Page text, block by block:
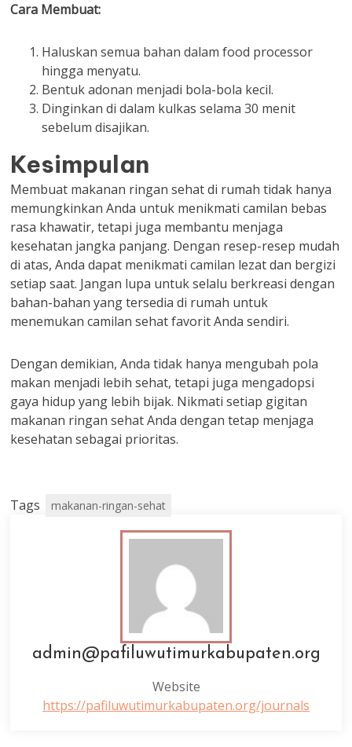
Cara Membuat:
Haluskan semua bahan dalam food processor
hingga menyatu.
Bentuk adonan menjadi bola-bola kecil.
Dinginkan di dalam kulkas selama 30 menit
sebelum disajikan.
Kesimpulan
Membuat makanan ringan sehat di rumah tidak hanya
memungkinkan Anda untuk menikmati camilan bebas
rasa khawatir, tetapi juga membantu menjaga
kesehatan jangka panjang. Dengan resep-resep mudah
di atas, Anda dapat menikmati camilan lezat dan bergizi
setiap saat. Jangan lupa untuk selalu berkreasi dengan
bahan-bahan yang tersedia di rumah untuk
menemukan camilan sehat favorit Anda sendiri.
Dengan demikian, Anda tidak hanya mengubah pola
makan menjadi lebih sehat, tetapi juga mengadopsi
gaya hidup yang lebih bijak. Nikmati setiap gigitan
makanan ringan sehat Anda dengan tetap menjaga
kesehatan sebagai prioritas.
Tags makanan-ringan-sehat
admin@pafiluwutimurkabupaten.org
Website
https://pafiluwutimurkabupaten.org/journals